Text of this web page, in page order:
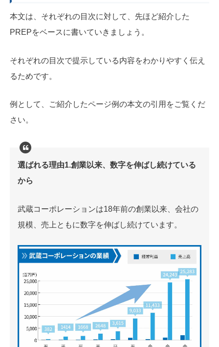
本文は、それぞれの目次に対して、先ほど紹介した
PREPをベースに書いていきましょう。
それぞれの目次で提示している内容をわかりやすく伝え
るためです。
例として、ご紹介したページ例の本文の引用をご覧くだ
さい。
選ばれる理由1.創業以来、数字を伸ばし続けている
から
武蔵コーポレーションは18年前の創業以来、会社の
規模、売上ともに数字を伸ばし続けています。